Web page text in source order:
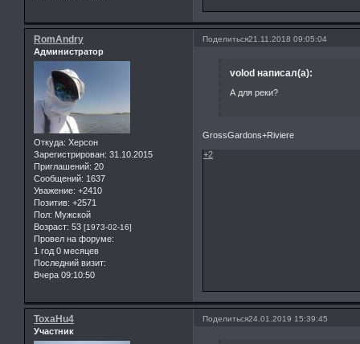
Поделиться21.11.2018 09:05:04
RomAndry
Администратор
Откуда: Херсон
Зарегистрирован: 31.10.2015
Приглашений: 20
Сообщений: 1637
Уважение: +2410
Позитив: +2571
Пол: Мужской
Возраст: 53 [1973-02-16]
Провел на форуме:
1 год 0 месяцев
Последний визит:
Вчера 09:10:50
volod написал(а):
А для реки?
GrossGardons+Riviere
+2
Поделиться24.01.2019 15:39:45
ToxaHu4
Участник